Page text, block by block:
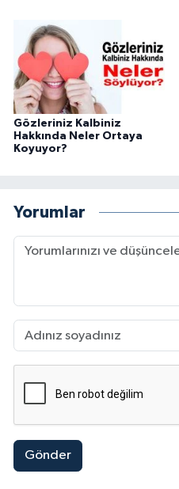
Gözleriniz Kalbiniz
Hakkında Neler Ortaya
Koyuyor?
Yorumlar
Gönder